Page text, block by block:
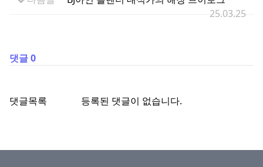
25.03.25
댓글 0
댓글목록 등록된 댓글이 없습니다.